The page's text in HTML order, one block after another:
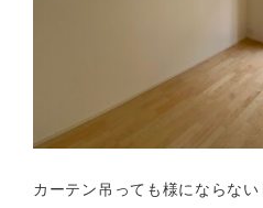
カーテン吊っても様にならない